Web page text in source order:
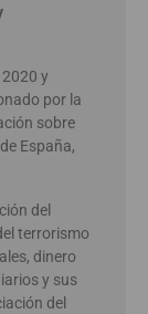
y
por la
sobre
España,
del
terrorismo
dinero
y sus
del